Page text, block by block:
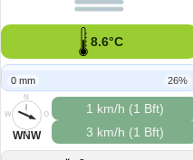
8.6°C
0 mm 26%
N
O
S
W
WNW
1 km/h (1 Bft)
3 km/h (1 Bft)